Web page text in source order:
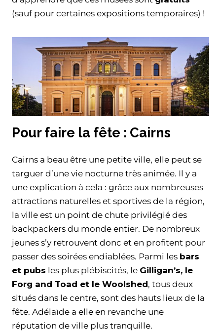
(sauf pour certaines expositions temporaires) !
Pour faire la fête : Cairns
Cairns a beau être une petite ville, elle peut se
targuer d’une vie nocturne très animée. Il y a
une explication à cela : grâce aux nombreuses
attractions naturelles et sportives de la région,
la ville est un point de chute privilégié des
backpackers du monde entier. De nombreux
jeunes s’y retrouvent donc et en profitent pour
passer des soirées endiablées. Parmi les bars
et pubs les plus plébiscités, le Gilligan’s, le
Forg and Toad et le Woolshed, tous deux
situés dans le centre, sont des hauts lieux de la
fête. Adélaïde a elle en revanche une
réputation de ville plus tranquille.